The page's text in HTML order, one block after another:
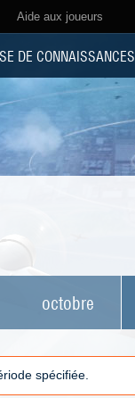
Aide aux joueurs
DE CONNAISSANCES
octobre
spécifiée.